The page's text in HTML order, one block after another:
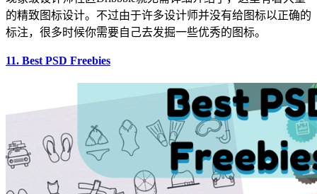
的精致图标设计。不过由于许多设计师并没有给图标以正确的
标注，很多时候你需要自己去发掘一些优秀的图标。
11. Best PSD Freebies